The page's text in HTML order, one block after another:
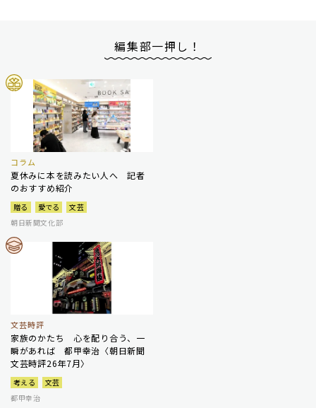
編集部一押し！
コラム
夏休みに本を読みたい人へ 記者
のおすすめ紹介
贈る 愛でる
文芸
朝日新聞文化部
文芸時評
家族のかたち 心を配り合う、一
瞬があれば 都甲幸治〈朝日新聞
文芸時評26年7月〉
考える
文芸
都甲幸治